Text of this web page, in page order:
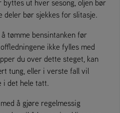
byttes ut hver sesong, oljen bør
deler bør sjekkes for slitasje.
tømme bensintanken før
ikke fylles med
du over dette steget, kan
tung, eller i verste fall vil
i det hele tatt.
å gjøre regelmessig